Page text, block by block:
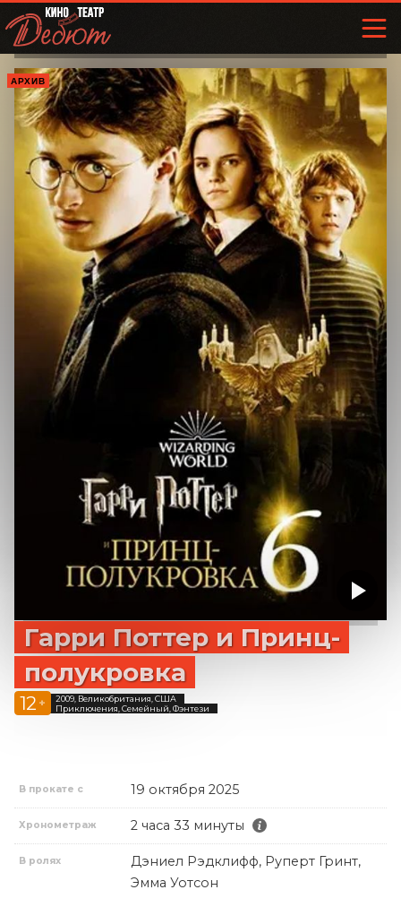
АРХИВ
Гарри Поттер и Принц-
полукровка
12 +
2009, Великобритания, США
Приключения, Семейный, Фэнтези
В прокате с 19 октября 2025
Хронометраж 2 часа 33 минуты
В ролях
Дэниел Рэдклифф, Руперт Гринт,
Эмма Уотсон